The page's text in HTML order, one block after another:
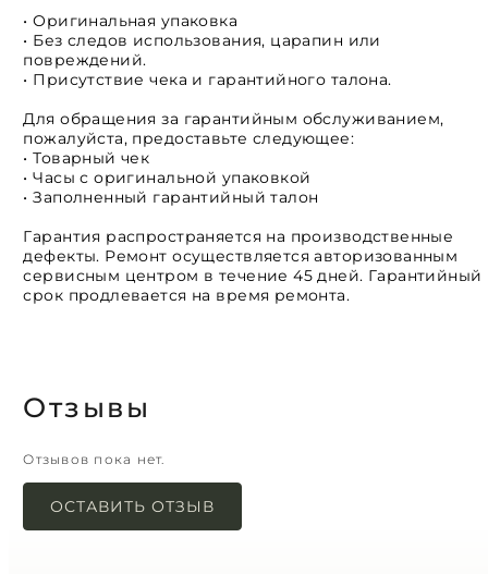
• Оригинальная упаковка
• Без следов использования, царапин или
повреждений.
• Присутствие чека и гарантийного талона.
Для обращения за гарантийным обслуживанием,
пожалуйста, предоставьте следующее:
• Товарный чек
• Часы с оригинальной упаковкой
• Заполненный гарантийный талон
Гарантия распространяется на производственные
дефекты. Ремонт осуществляется авторизованным
сервисным центром в течение 45 дней. Гарантийный
срок продлевается на время ремонта.
Отзывы
Отзывов пока нет.
ОСТАВИТЬ ОТЗЫВ